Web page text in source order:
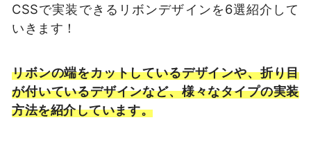
CSSで実装できるリボンデザインを6選紹介して
いきます！
リボンの端をカットしているデザインや、折り目
が付いているデザインなど、様々なタイプの実装
方法を紹介しています。